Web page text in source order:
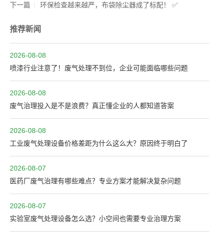
下一篇
环保检查越来越严，布袋除尘器成了标配！ ✅
推荐新闻
2026-08-08
喷漆行业注意了！废气处理不到位，企业可能面临哪些问题
2026-08-08
废气治理投入是不是浪费？真正懂企业的人都知道答案
2026-08-08
工业废气处理设备价格差距为什么这么大？原因终于明白了
2026-08-07
医药厂废气治理有哪些难点？专业方案才能解决复杂问题
2026-08-07
实验室废气处理设备怎么选？小空间也需要专业治理方案